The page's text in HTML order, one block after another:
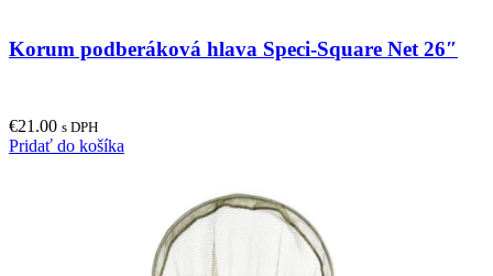
page
Korum podberáková hlava Speci-Square Net 26″
€21.00 s DPH
Pridať do košíka